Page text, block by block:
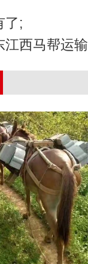
了;
江西马帮运输